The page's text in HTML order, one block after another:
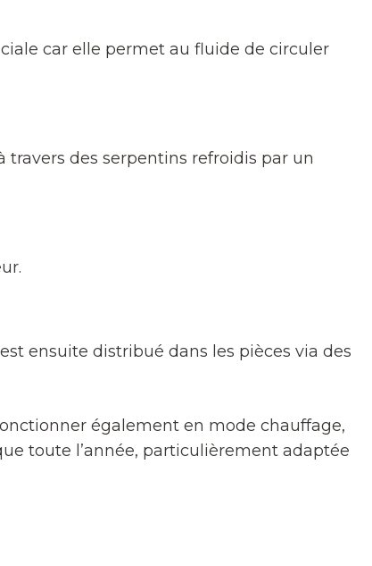
car elle permet au fluide de circuler
travers des serpentins refroidis par un
ensuite distribué dans les pièces via des
également en mode chauffage,
toute l’année, particulièrement adaptée